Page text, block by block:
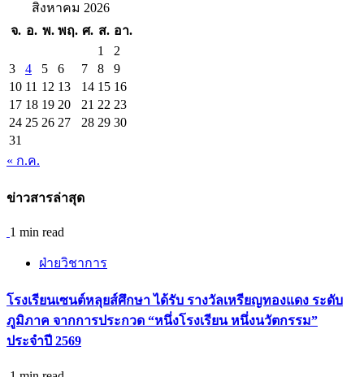
สิงหาคม 2026
จ. อ. พ. พฤ. ศ. ส. อา.
1
2
3
4 5 6 7 8
9
10 11 12 13 14 15 16
17 18 19 20 21 22 23
24 25 26 27 28 29 30
31
« ก.ค.
ข่าวสารล่าสุด
1 min read
ฝ่ายวิชาการ
โรงเรียนเซนต์หลุยส์ศึกษา ได้รับ รางวัลเหรียญทองแดง ระดับ
ภูมิภาค จากการประกวด “หนึ่งโรงเรียน หนึ่งนวัตกรรม”
ประจำปี 2569